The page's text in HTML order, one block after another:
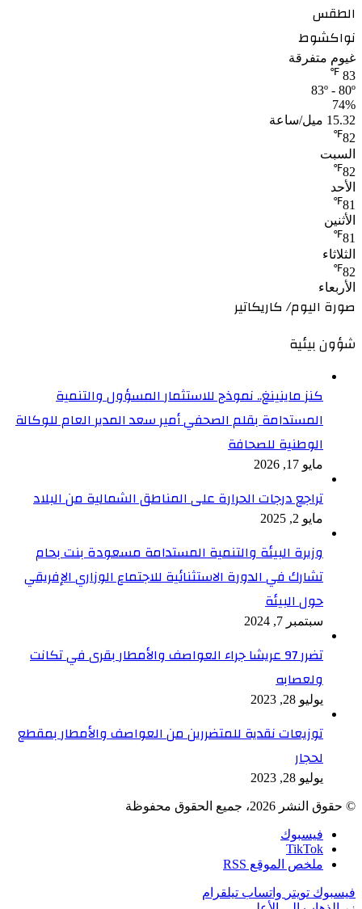
الطقس
نواكشوط
غيوم متفرقة
83
℉
83º - 80º
74%
15.32 ميل/ساعة
82
℉
السبت
82
℉
الأحد
81
℉
الأثنين
81
℉
الثلاثاء
82
℉
الأربعاء
صورة اليوم/ كاريكاتير
شؤون بيئية
كنز ماينينغ.. نموذج للاستثمار المسؤول والتنمية
المستدامة بقلم الصحفي أمير سعد المدير العام للوكالة
الوطنية للصحافة
مايو 17, 2026
تراجع درجات الحرارة على المناطق الشمالية من البلاد
مايو 2, 2025
وزيرة البيئة والتنمية المستدامة مسعودة بنت بحام
تشارك في الدورة الاستثنائية للاجتماع الوزاري الإفريقي
حول البيئة
سبتمبر 7, 2024
تضرر 97 عريشا جراء العواصف والأمطار بقرى في تكانت
ولعصابه
يوليو 28, 2023
توزيعات نقدية للمتضررين من العواصف والأمطار بمقطع
لحجار
يوليو 28, 2023
© حقوق النشر 2026، جميع الحقوق محفوظة
فيسبوك
TikTok
ملخص الموقع RSS
فيسبوك تويتر واتساب تيلقرام